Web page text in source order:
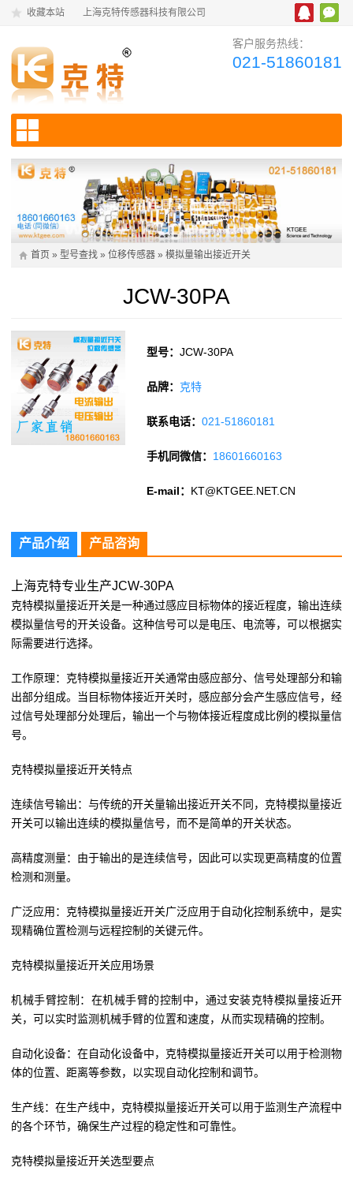
收藏本站 上海克特传感器科技有限公司
客户服务热线：
021-51860181
首页 » 型号查找 » 位移传感器 » 模拟量输出接近开关
JCW-30PA
型号：JCW-30PA
品牌： 克特
联系电话：021-51860181
手机同微信： 18601660163
E-mail： KT@KTGEE.NET.CN
产品介绍 产品咨询
上海克特专业生产JCW-30PA
克特模拟量接近开关是一种通过感应目标物体的接近程度，输出连续
模拟量信号的开关设备。这种信号可以是电压、电流等，可以根据实
际需要进行选择。
工作原理：克特模拟量接近开关通常由感应部分、信号处理部分和输
出部分组成。当目标物体接近开关时，感应部分会产生感应信号，经
过信号处理部分处理后，输出一个与物体接近程度成比例的模拟量信
号。
克特模拟量接近开关特点
连续信号输出：与传统的开关量输出接近开关不同，克特模拟量接近
开关可以输出连续的模拟量信号，而不是简单的开关状态。
高精度测量：由于输出的是连续信号，因此可以实现更高精度的位置
检测和测量。
广泛应用：克特模拟量接近开关广泛应用于自动化控制系统中，是实
现精确位置检测与远程控制的关键元件。
克特模拟量接近开关应用场景
机械手臂控制：在机械手臂的控制中，通过安装克特模拟量接近开
关，可以实时监测机械手臂的位置和速度，从而实现精确的控制。
自动化设备：在自动化设备中，克特模拟量接近开关可以用于检测物
体的位置、距离等参数，以实现自动化控制和调节。
生产线：在生产线中，克特模拟量接近开关可以用于监测生产流程中
的各个环节，确保生产过程的稳定性和可靠性。
克特模拟量接近开关选型要点